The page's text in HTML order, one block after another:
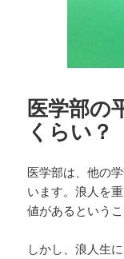
医学部の
くらい？
医学部は、他の
います。浪人を
値があるというこ
しかし、浪人生